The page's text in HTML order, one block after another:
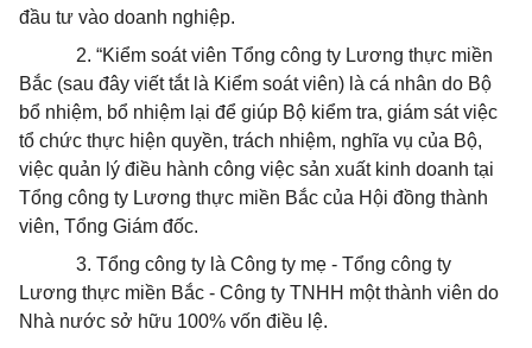
đầu tư vào doanh nghiệp.
2. “Kiểm soát viên Tổng công ty Lương thực miền
Bắc (sau đây viết tắt là Kiểm soát viên) là cá nhân do Bộ
bổ nhiệm, bổ nhiệm lại để giúp Bộ kiểm tra, giám sát việc
tổ chức thực hiện quyền, trách nhiệm, nghĩa vụ của Bộ,
việc quản lý điều hành công việc sản xuất kinh doanh tại
Tổng công ty Lương thực miền Bắc của Hội đồng thành
viên, Tổng Giám đốc.
3. Tổng công ty là Công ty mẹ - Tổng công ty
Lương thực miền Bắc - Công ty TNHH một thành viên do
Nhà nước sở hữu 100% vốn điều lệ.